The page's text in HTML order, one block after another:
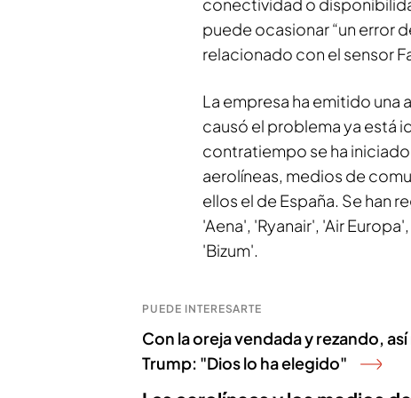
puede ocasionar “un error
relacionado con el sensor
La empresa ha emitido una
causó el problema ya está
contratiempo se ha
aerolíneas, medios de
ellos el de España. Se han
'Aena', 'Ryanair', 'Air
'Bizum'.
PUEDE INTERESARTE
Con la oreja vendada y rezando,
Trump: "Dios lo ha elegido"